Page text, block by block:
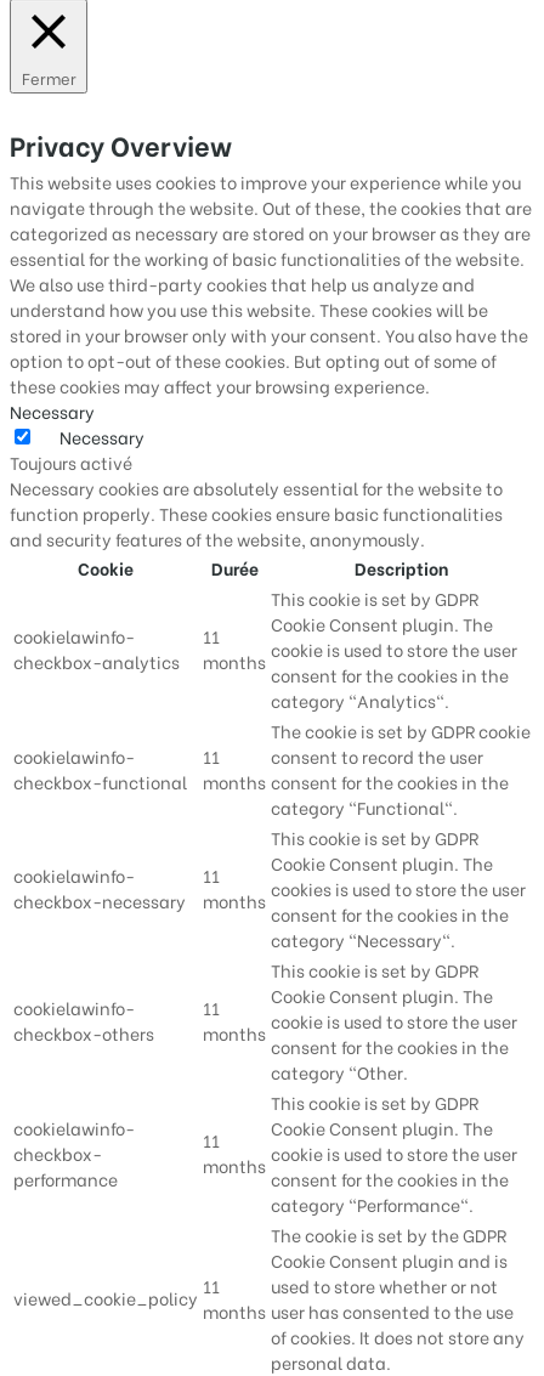
Fermer
Privacy Overview
This website uses cookies to improve your experience while you
navigate through the website. Out of these, the cookies that are
categorized as necessary are stored on your browser as they are
essential for the working of basic functionalities of the website.
We also use third-party cookies that help us analyze and
understand how you use this website. These cookies will be
stored in your browser only with your consent. You also have the
option to opt-out of these cookies. But opting out of some of
these cookies may affect your browsing experience.
Necessary
Necessary
Toujours activé
Necessary cookies are absolutely essential for the website to
function properly. These cookies ensure basic functionalities
and security features of the website, anonymously.
Cookie
Durée Description
cookielawinfo-
checkbox-analytics
11
months
This cookie is set by GDPR
Cookie Consent plugin. The
cookie is used to store the user
consent for the cookies in the
category "Analytics".
cookielawinfo-
checkbox-functional
11
months
The cookie is set by GDPR cookie
consent to record the user
consent for the cookies in the
category "Functional".
cookielawinfo-
checkbox-necessary
11
months
This cookie is set by GDPR
Cookie Consent plugin. The
cookies is used to store the user
consent for the cookies in the
category "Necessary".
cookielawinfo-
checkbox-others
11
months
This cookie is set by GDPR
Cookie Consent plugin. The
cookie is used to store the user
consent for the cookies in the
category "Other.
cookielawinfo-
checkbox-
performance
11
months
This cookie is set by GDPR
Cookie Consent plugin. The
cookie is used to store the user
consent for the cookies in the
category "Performance".
viewed_cookie_policy 11
months
The cookie is set by the GDPR
Cookie Consent plugin and is
used to store whether or not
user has consented to the use
of cookies. It does not store any
personal data.